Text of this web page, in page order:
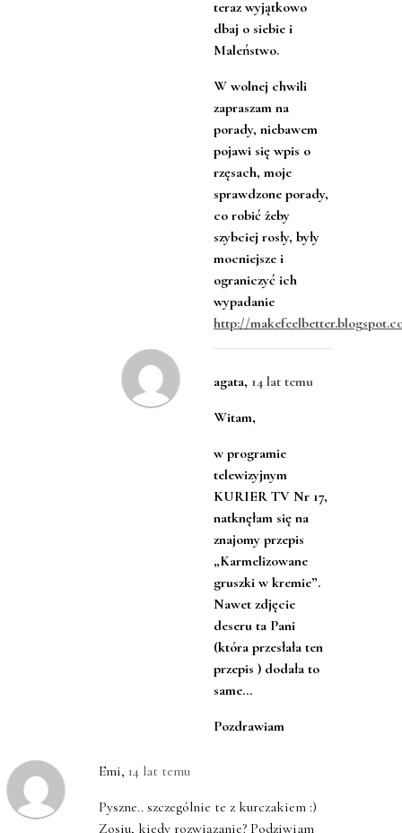
teraz wyjątkowo
dbaj o siebie i
Maleństwo.
W wolnej chwili
zapraszam na
porady, niebawem
pojawi się wpis o
rzęsach, moje
sprawdzone porady,
co robić żeby
szybciej rosły, były
mocniejsze i
ograniczyć ich
wypadanie
http://
agata, 14 lat temu
Witam,
w programie
telewizyjnym
KURIER TV Nr 17,
natknęłam się na
znajomy przepis
„Karmelizowane
gruszki w kremie”.
Nawet zdjęcie
deseru ta Pani
(która przesłała ten
przepis ) dodała to
same…
Pozdrawiam
Emi, 14 lat temu
Pyszne.. szczególnie te z kurczakiem :)
Zosiu, kiedy rozwiązanie? Podziwiam